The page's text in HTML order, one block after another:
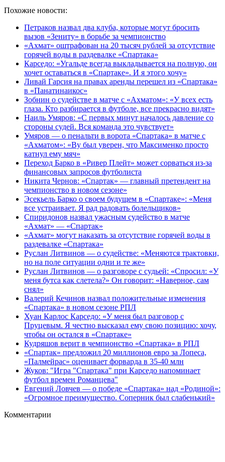
Похожие новости:
Петраков назвал два клуба, которые могут бросить
вызов «Зениту» в борьбе за чемпионство
«Ахмат» оштрафован на 20 тысяч рублей за отсутствие
горячей воды в раздевалке «Спартака»
Карседо: «Угальде всегда выкладывается на полную, он
хочет оставаться в «Спартаке». И я этого хочу»
Ливай Гарсия на правах аренды перешел из «Спартака»
в «Панатинаикос»
Зобнин о судействе в матче с «Ахматом»: «У всех есть
глаза. Кто разбирается в футболе, все прекрасно видят»
Наиль Умяров: «С первых минут началось давление со
стороны судей. Вся команда это чувствует»
Умяров — о пенальти в ворота «Спартака» в матче с
«Ахматом»: «Ву был уверен, что Максименко просто
катнул ему мяч»
Переход Барко в «Ривер Плейт» может сорваться из‑за
финансовых запросов футболиста
Никита Чернов: «Спартак» — главный претендент на
чемпионство в новом сезоне»
Эсекьель Барко о своем будущем в «Спартаке»: «Меня
все устраивает. Я рад радовать болельщиков»
Спиридонов назвал ужасным судейство в матче
«Ахмат» — «Спартак»
«Ахмат» могут наказать за отсутствие горячей воды в
раздевалке «Спартака»
Руслан Литвинов — о судействе: «Меняются трактовки,
но на поле ситуации одни и те же»
Руслан Литвинов — о разговоре с судьей: «Спросил: «У
меня бутса как слетела?» Он говорит: «Наверное, сам
снял»
Валерий Кечинов назвал положительные изменения
«Спартака» в новом сезоне РПЛ
Хуан Карлос Карседо: «У меня был разговор с
Пруцевым. Я честно высказал ему свою позицию: хочу,
чтобы он остался в «Спартаке»
Кудряшов верит в чемпионство «Спартака» в РПЛ
«Спартак» предложил 20 миллионов евро за Лопеса,
«Палмейрас» оценивает форварда в 35-40 млн
Жуков: "Игра "Спартака" при Карседо напоминает
футбол времен Романцева"
Евгений Ловчев — о победе «Спартака» над «Родиной»:
«Огромное преимущество. Соперник был слабенький»
Комментарии